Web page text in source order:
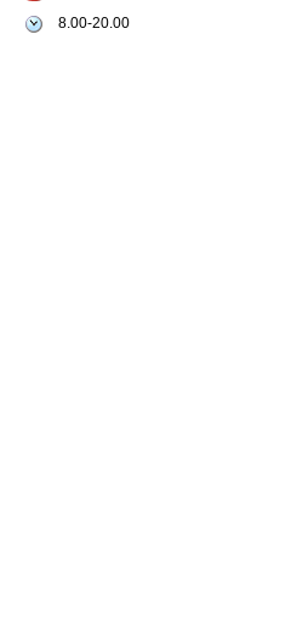
8.00-20.00